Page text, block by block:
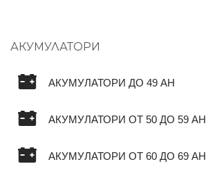
АКУМУЛАТОРИ
АКУМУЛАТОРИ ДО 49 AH
АКУМУЛАТОРИ ОТ 50 ДО 59 AH
АКУМУЛАТОРИ ОТ 60 ДО 69 AH